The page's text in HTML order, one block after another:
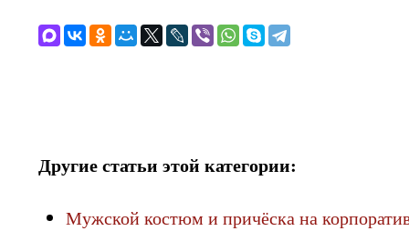
Другие статьи этой категории:
Мужской костюм и причёска на